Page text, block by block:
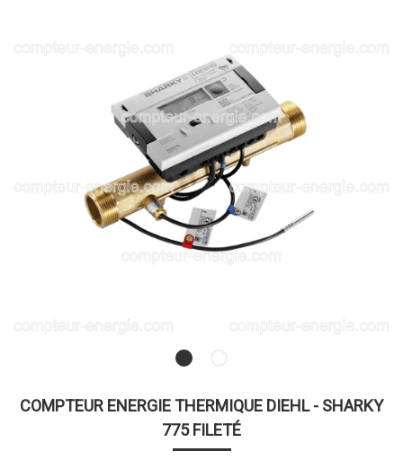
COMPTEUR ENERGIE THERMIQUE DIEHL - SHARKY
775 FILETÉ